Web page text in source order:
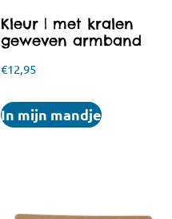
Kleur | met kralen
geweven armband
€12,95
In mijn mandje